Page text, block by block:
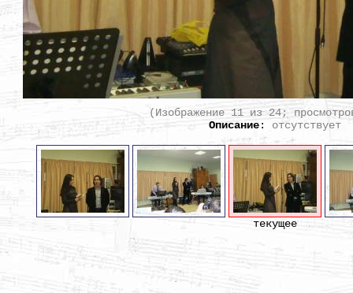
(Изображение 11 из 24;
Описание: отсутствует
текущее